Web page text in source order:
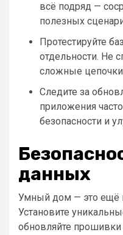
всё подряд —
полезных
Протестируйте
отдельности. Не
сложные цепочки
Следите за
приложения
безопасности и
данных
Умный дом — это ещё
Установите
обновляйте